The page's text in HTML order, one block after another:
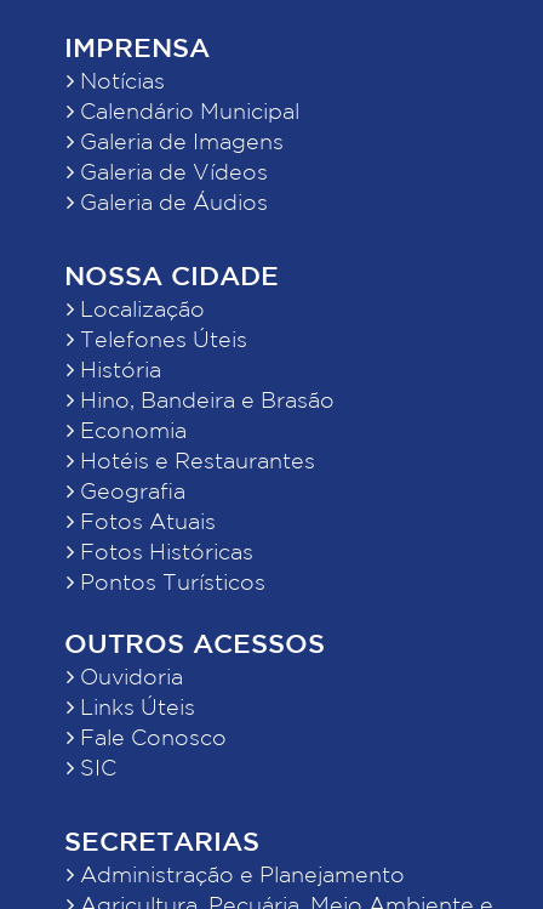
IMPRENSA
Notícias
Calendário Municipal
Galeria de Imagens
Galeria de Vídeos
Galeria de Áudios
NOSSA CIDADE
Localização
Telefones Úteis
História
Hino, Bandeira e Brasão
Economia
Hotéis e Restaurantes
Geografia
Fotos Atuais
Fotos Históricas
Pontos Turísticos
OUTROS ACESSOS
Ouvidoria
Links Úteis
Fale Conosco
SIC
SECRETARIAS
Administração e Planejamento